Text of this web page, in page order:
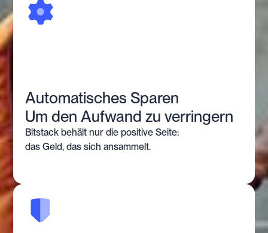
Automatisches Sparen
Um den Aufwand zu verringern
Bitstack behält nur die positive Seite:
das Geld, das sich ansammelt.